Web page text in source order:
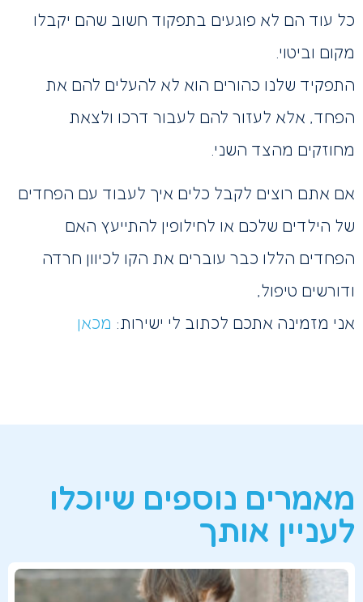
כל עוד הם לא פוגעים בתפקוד חשוב שהם יקבלו
מקום וביטוי.
התפקיד שלנו כהורים הוא לא להעלים להם את
הפחד, אלא לעזור להם לעבור דרכו ולצאת
מחוזקים מהצד השני.
אם אתם רוצים לקבל כלים איך לעבוד עם הפחדים
של הילדים שלכם או לחילופין להתייעץ האם
הפחדים הללו כבר עוברים את הקו לכיוון חרדה
ודורשים טיפול,
אני מזמינה אתכם לכתוב לי ישירות: מכאן
מאמרים נוספים שיוכלו
לעניין אותך